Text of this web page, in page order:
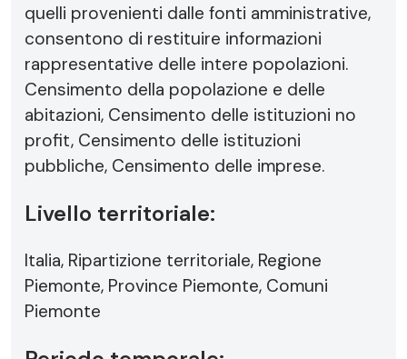
quelli provenienti dalle fonti amministrative,
consentono di restituire informazioni
rappresentative delle intere popolazioni.
Censimento della popolazione e delle
abitazioni, Censimento delle istituzioni no
profit, Censimento delle istituzioni
pubbliche, Censimento delle imprese.
Livello territoriale:
Italia, Ripartizione territoriale, Regione
Piemonte, Province Piemonte, Comuni
Piemonte